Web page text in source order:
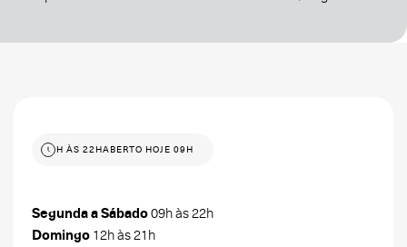
HOJE 09H ÀS 22HABERTO HOJE 09H ÀS 22H
Segunda a Sábado09h às 22h
Domingo 12h às 21h